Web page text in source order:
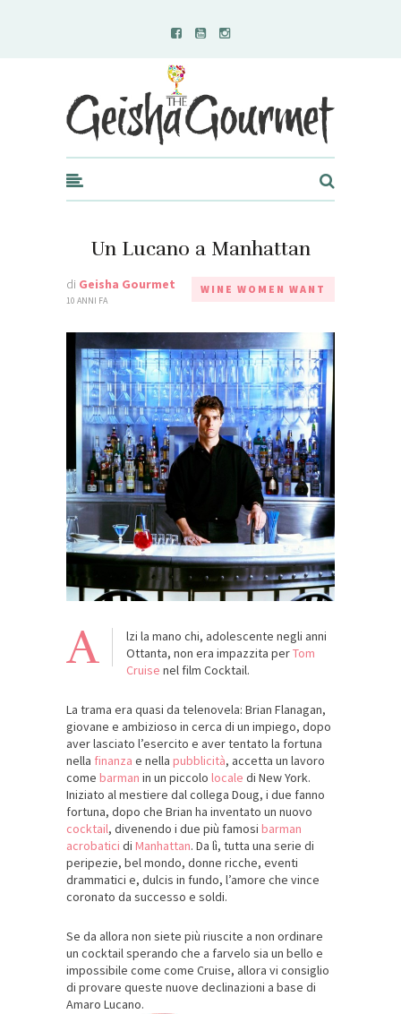
Geisha Gourmet
Un Lucano a Manhattan
di Geisha Gourmet
10 ANNI FA
WINE WOMEN WANT
A
lzi la mano chi, adolescente negli anni
Ottanta, non era impazzita perTom
Cruise nel film Cocktail.
La trama era quasi da telenovela: Brian Flanagan,
giovane e ambizioso in cerca di un impiego, dopo
aver lasciato l’esercito e aver tentato la fortuna
nella finanza e nella pubblicità, accetta un lavoro
come barman in un piccolo locale di New York.
Iniziato al mestiere dal collega Doug, i due fanno
fortuna, dopo che Brian ha inventato un nuovo
cocktail, divenendo i due più famosi barman
acrobatici di Manhattan. Da lì, tutta una serie di
peripezie, bel mondo, donne ricche, eventi
drammatici e, dulcis in fundo, l’amore che vince
coronato da successo e soldi.
Se da allora non siete più riuscite a non ordinare
un cocktail sperando che a farvelo sia un bello e
impossibile come come Cruise, allora vi consiglio
di provare queste nuove declinazioni a base di
Amaro Lucano.